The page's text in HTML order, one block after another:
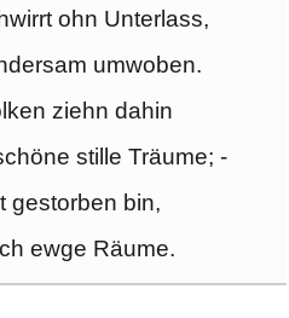
ohn Unterlass,
umwoben.
ziehn dahin
stille Träume; -
gestorben bin,
ewge Räume.